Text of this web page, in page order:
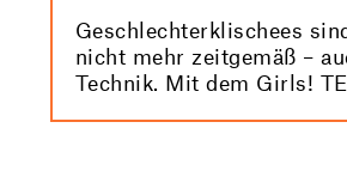
Geschlechterklischees
nicht mehr zeitgemäß –
Technik. Mit dem Girls!